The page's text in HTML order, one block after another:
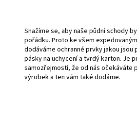
Snažíme se, aby naše půdní schody
pořádku. Proto ke všem
dodáváme ochranné prvky jakou
pásky na uchycení a tvrdý karton. Je
samozřejmostí, že od nás očekáváte
výrobek a ten vám také dodáme.